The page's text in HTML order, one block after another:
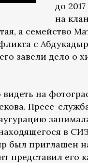
до
на
а семейство
с
завели дело о
на
Пресс-
в
был приглашен
представил его